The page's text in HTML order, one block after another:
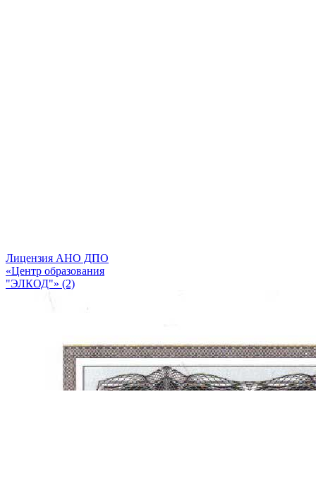
Лицензия АНО ДПО
«Центр образования
"ЭЛКОД"» (2)